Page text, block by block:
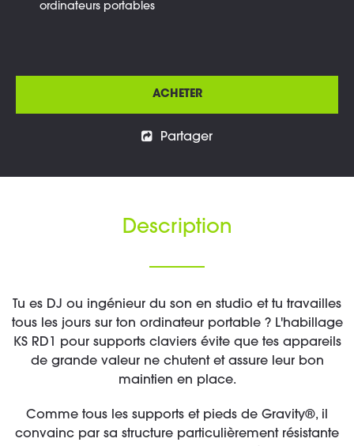
ordinateurs portables
ACHETER
Partager
Description
Tu es DJ ou ingénieur du son en studio et tu travailles
tous les jours sur ton ordinateur portable ? L'habillage
KS RD1 pour supports claviers évite que tes appareils
de grande valeur ne chutent et assure leur bon
maintien en place.
Comme tous les supports et pieds de Gravity®, il
convainc par sa structure particulièrement résistante